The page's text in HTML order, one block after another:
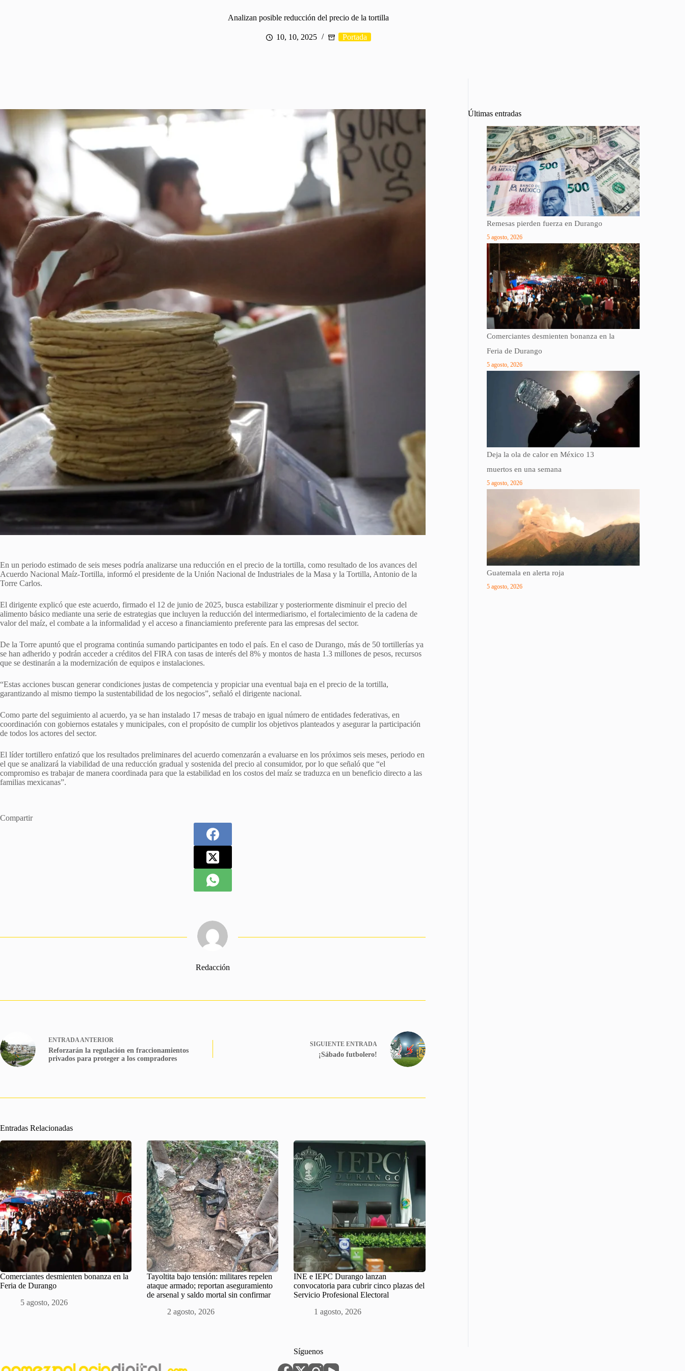
Analizan posible reducción del precio de la tortilla
10, 10, 2025 Portada
En un periodo estimado de seis meses podría analizarse una reducción en el precio de la tortilla, como resultado de los avances del
Acuerdo Nacional Maíz-Tortilla, informó el presidente de la Unión Nacional de Industriales de la Masa y la Tortilla, Antonio de la
Torre Carlos.
El dirigente explicó que este acuerdo, firmado el 12 de junio de 2025, busca estabilizar y posteriormente disminuir el precio del
alimento básico mediante una serie de estrategias que incluyen la reducción del intermediarismo, el fortalecimiento de la cadena de
valor del maíz, el combate a la informalidad y el acceso a financiamiento preferente para las empresas del sector.
De la Torre apuntó que el programa continúa sumando participantes en todo el país. En el caso de Durango, más de 50 tortillerías ya
se han adherido y podrán acceder a créditos del FIRA con tasas de interés del 8% y montos de hasta 1.3 millones de pesos, recursos
que se destinarán a la modernización de equipos e instalaciones.
“Estas acciones buscan generar condiciones justas de competencia y propiciar una eventual baja en el precio de la tortilla,
garantizando al mismo tiempo la sustentabilidad de los negocios”, señaló el dirigente nacional.
Como parte del seguimiento al acuerdo, ya se han instalado 17 mesas de trabajo en igual número de entidades federativas, en
coordinación con gobiernos estatales y municipales, con el propósito de cumplir los objetivos planteados y asegurar la participación
de todos los actores del sector.
El líder tortillero enfatizó que los resultados preliminares del acuerdo comenzarán a evaluarse en los próximos seis meses, periodo en
el que se analizará la viabilidad de una reducción gradual y sostenida del precio al consumidor, por lo que señaló que “el
compromiso es trabajar de manera coordinada para que la estabilidad en los costos del maíz se traduzca en un beneficio directo a las
familias mexicanas”.
Compartir
Redacción
ENTRADAANTERIOR
Reforzarán la regulación en fraccionamientos
privados para proteger a los compradores
SIGUIENTE ENTRADA
¡Sábado futbolero!
Entradas Relacionadas
Comerciantes desmienten bonanza en la
Feria de Durango
5 agosto, 2026
Tayoltita bajo tensión: militares repelen
ataque armado; reportan aseguramiento
de arsenal y saldo mortal sin confirmar
2 agosto, 2026
INE e IEPC Durango lanzan
convocatoria para cubrir cinco plazas del
Servicio Profesional Electoral
1 agosto, 2026
Últimas entradas
Remesas pierden fuerza en Durango
5 agosto, 2026
Comerciantes desmienten bonanza en la
Feria de Durango
5 agosto, 2026
Deja la ola de calor en México 13
muertos en una semana
5 agosto, 2026
Guatemala en alerta roja
5 agosto, 2026
Síguenos